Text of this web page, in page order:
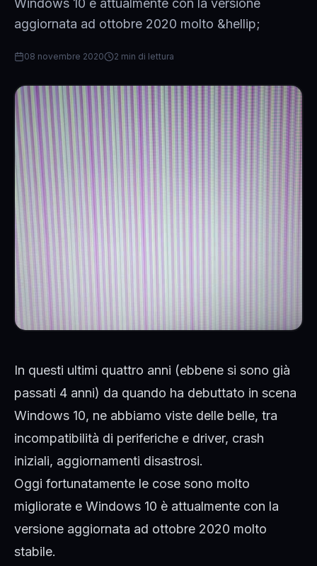
Windows 10 è attualmente con la versione
aggiornata ad ottobre 2020 molto &hellip;
08 novembre 2020 2 min di lettura
In questi ultimi quattro anni (ebbene si sono già
passati 4 anni) da quando ha debuttato in scena
Windows 10, ne abbiamo viste delle belle, tra
incompatibilità di periferiche e driver, crash
iniziali, aggiornamenti disastrosi.
Oggi fortunatamente le cose sono molto
migliorate e Windows 10 è attualmente con la
versione aggiornata ad ottobre 2020 molto
stabile.